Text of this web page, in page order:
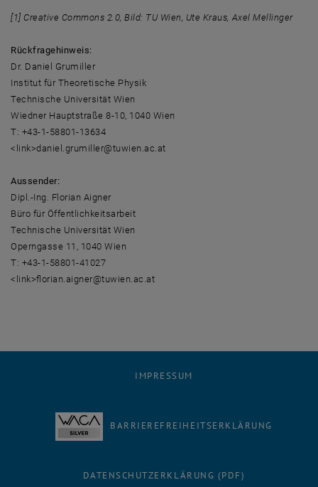
[1] Creative Commons 2.0, Bild: TU Wien, Ute Kraus, Axel Mellinger
Rückfragehinweis:
Dr. Daniel Grumiller
Institut für Theoretische Physik
Technische Universität Wien
Wiedner Hauptstraße 8-10, 1040 Wien
T: +43-1-58801-13634
<link>daniel.grumiller@tuwien.ac.at
Aussender:
Dipl.-Ing. Florian Aigner
Büro für Öffentlichkeitsarbeit
Technische Universität Wien
Operngasse 11, 1040 Wien
T: +43-1-58801-41027
<link>florian.aigner@tuwien.ac.at
IMPRESSUM
BARRIEREFREIHEITSERKLÄRUNG
DATENSCHUTZERKLÄRUNG (PDF)